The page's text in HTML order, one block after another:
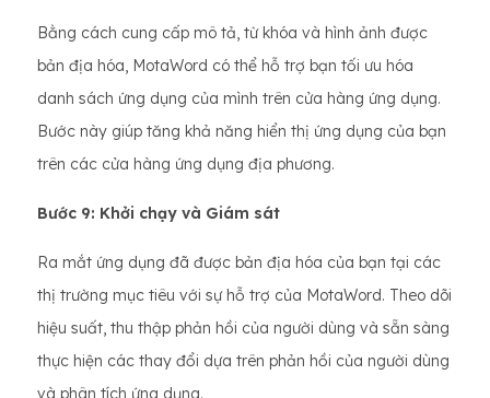
Bằng cách cung cấp mô tả, từ khóa và hình ảnh được
bản địa hóa, MotaWord có thể hỗ trợ bạn tối ưu hóa
danh sách ứng dụng của mình trên cửa hàng ứng dụng.
Bước này giúp tăng khả năng hiển thị ứng dụng của bạn
trên các cửa hàng ứng dụng địa phương.
Bước 9: Khởi chạy và Giám sát
Ra mắt ứng dụng đã được bản địa hóa của bạn tại các
thị trường mục tiêu với sự hỗ trợ của MotaWord. Theo dõi
hiệu suất, thu thập phản hồi của người dùng và sẵn sàng
thực hiện các thay đổi dựa trên phản hồi của người dùng
và phân tích ứng dụng.